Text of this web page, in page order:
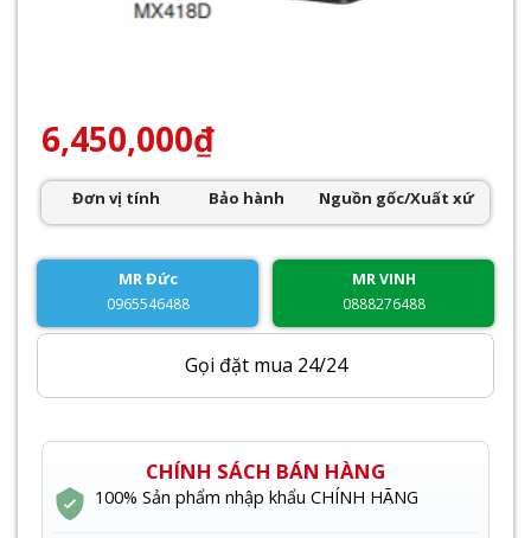
6,450,000₫
Đơn vị tính Bảo hành Nguồn gốc/Xuất xứ
MR Đức
0965546488
MR VINH
0888276488
Gọi đặt mua 24/24
CHÍNH SÁCH BÁN HÀNG
100% Sản phẩm nhập khẩu CHÍNH HÃNG